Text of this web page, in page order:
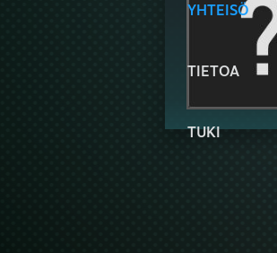
YHTEISÖ
TIETOA
TUKI